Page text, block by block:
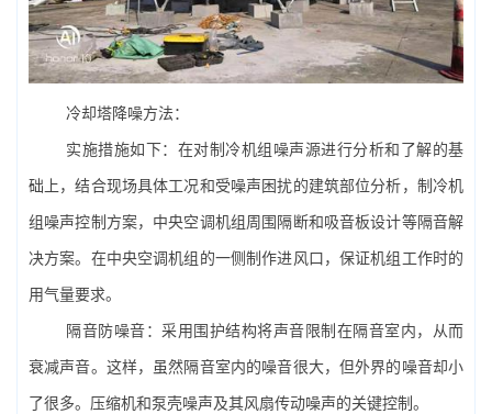
冷却塔降噪方法：
实施措施如下：在对制冷机组噪声源进行分析和了解的基
础上，结合现场具体工况和受噪声困扰的建筑部位分析，制冷机
组噪声控制方案， 中央空调机组周围隔断和吸音板设计等隔音解
决方案。在中央空调机组的一侧制作进风口，保证机组工作时的
用气量要求。
隔音防噪音：采用围护结构将声音限制在隔音室内，从而
衰减声音。这样，虽然隔音室内的噪音很大，但外界的噪音却小
了很多。压缩机和泵壳噪声及其风扇传动噪声的关键控制。